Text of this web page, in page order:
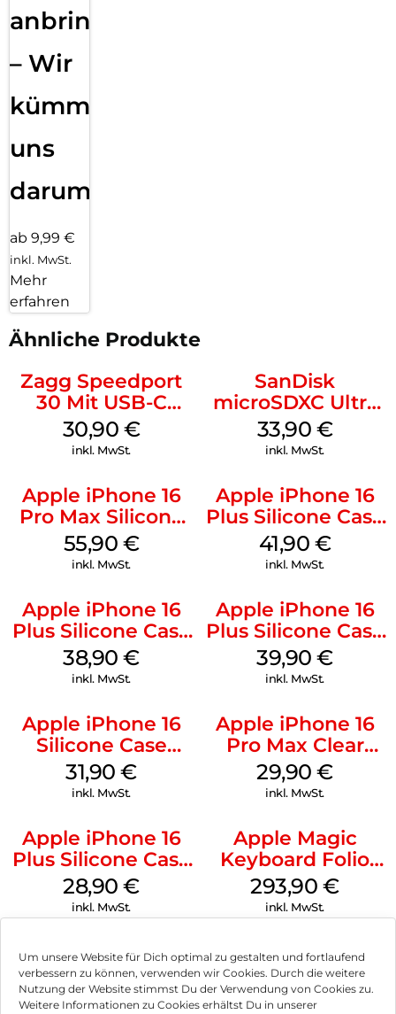
Um unsere Website für Dich optimal zu gestalten und fortlaufend
verbessern zu können, verwenden wir Cookies. Durch die weitere
Nutzung der Website stimmst Du der Verwendung von Cookies zu.
Weitere Informationen zu Cookies erhältst Du in unserer
anbringen
– Wir
kümmern
uns
darum!
ab 9,99 €
inkl. MwSt.
Mehr
erfahren
Ähnliche Produkte
Zagg Speedport
30 Mit USB-C
Kabel Weiß
30,90 €
inkl. MwSt.
SanDisk
microSDXC Ultra
128 GB + Adapter
Mobile
33,90 €
inkl. MwSt.
Apple iPhone 16
Pro Max Silicone
Case MagSafe
Stone Gray
55,90 €
inkl. MwSt.
Apple iPhone 16
Plus Silicone Case
MagSafe Stone
Gray
41,90 €
inkl. MwSt.
Apple iPhone 16
Plus Silicone Case
MagSafe Denim
38,90€
inkl. MwSt.
Apple iPhone 16
Plus Silicone Case
MagSafe Plum
39,90€
inkl. MwSt.
Apple iPhone 16
Silicone Case
MagSafe Fuchsia
31,90€
inkl. MwSt.
Apple iPhone 16
Pro Max Clear
Case MagSafe
Transparent
29,90€
inkl. MwSt.
Apple iPhone 16
Plus Silicone Case
MagSafe Black
28,90€
inkl. MwSt.
Apple Magic
Keyboard Folio
iPad 10.9″ (10.Gen.)
Weiß
293,90€
inkl. MwSt.
Impressum